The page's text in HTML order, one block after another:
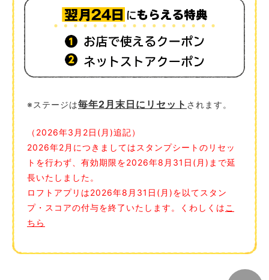
※ステージは毎年2月末日にリセット されます。
（2026年3月2日(月)追記）
2026年2月につきましてはスタンプシートのリセッ
トを行わず、有効期限を2026年8月31日(月)まで延
長いたしました。
ロフトアプリは2026年8月31日(月)を以てスタン
プ・スコアの付与を終了いたします。くわしくは こ
ちら